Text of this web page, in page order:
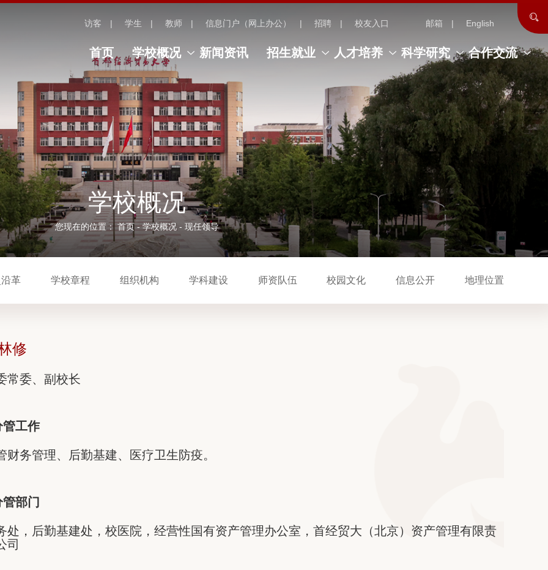
访客 学生 教师 信息门户（网上办公） 招聘 校友入口 邮箱 English
首页 学校概况 新闻资讯 招生就业 人才培养 科学研究 合作交流
学校概况
您现在的位置：首页-学校概况 - 现任领导
革 学校章程 组织机构 学科建设 师资队伍 校园文化 信息公开 地理位置
修
常委、副校长
管工作
财务管理、后勤基建、医疗卫生防疫。
管部门
处，后勤基建处，校医院，经营性国有资产管理办公室，首经贸大（北京）资产管理有限责
司